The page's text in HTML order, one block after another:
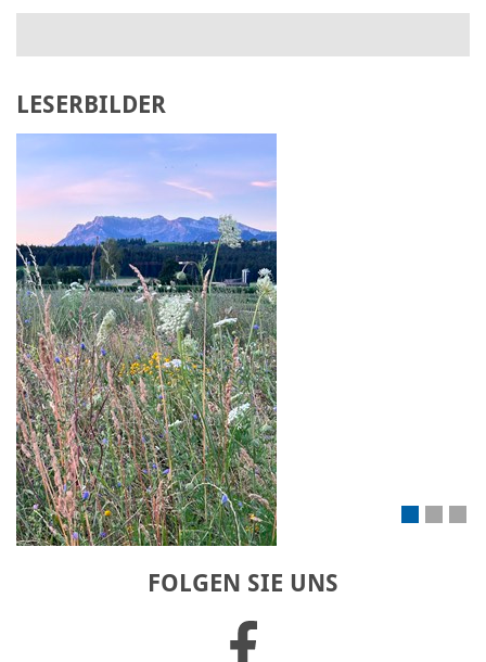
LESERBILDER
FOLGEN SIE UNS